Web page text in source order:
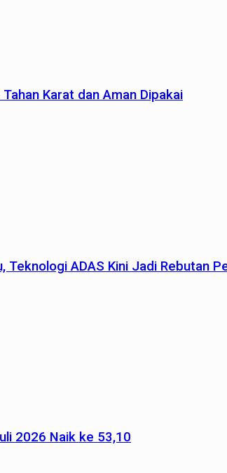
Karat dan Aman Dipakai
Teknologi ADAS Kini Jadi Rebutan
2026 Naik ke 53,10